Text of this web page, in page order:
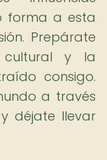
forma a esta
Prepárate
y la
consigo.
a través
déjate llevar